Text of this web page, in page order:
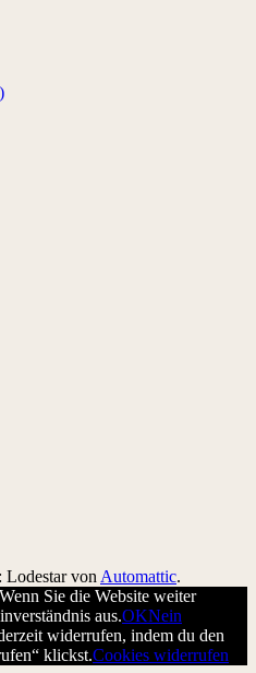
Lodestar von Automattic.
Sie die Website weiter
aus.OKNein
widerrufen, indem du den
klickst.Cookies widerrufen